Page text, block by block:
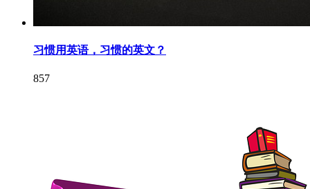
习惯用英语，习惯的英文？
857